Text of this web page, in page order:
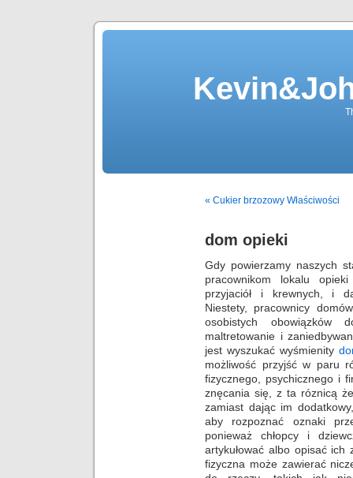
« Cukier brzozowy Właściwości
dom opieki
Gdy powierzamy naszych
pracownikom lokalu
przyjaciół i krewnych, i
Niestety, pracownicy
osobistych obowiązków
maltretowanie i
jest wyszukać wyśmienity
możliwość przyjść w paru
fizycznego, psychicznego i
znęcania się, z ta róznicą
zamiast dając im
aby rozpoznać oznaki
ponieważ chłopcy i
artykułować albo opisać ich
fizyczna może zawierać